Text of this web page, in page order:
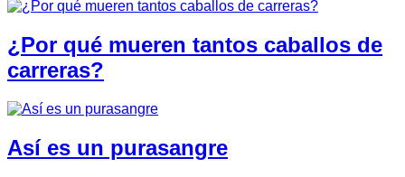
¿Por qué mueren tantos caballos de
carreras?
Así es un purasangre